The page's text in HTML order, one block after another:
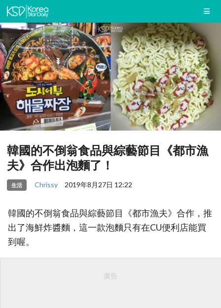
韓國的不倒翁食品與綜藝節目《都市漁
夫》合作出泡麵了！
生活 Chrissy 2019年8月27日 12:22
韓國的不倒翁食品與綜藝節目《都市漁夫》合作，推
出了海鮮炸醬麵，這一款泡麵只有在CU便利店能買
到喔。
廣告